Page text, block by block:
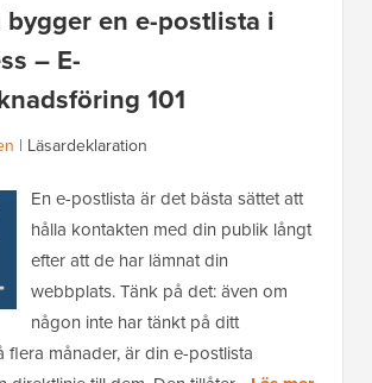
bygger en e-postlista i
– E-
101
| Läsardeklaration
En e-postlista är det bästa sättet att
hålla kontakten med din publik långt
efter att de har lämnat din
webbplats. Tänk på det: även om
någon inte har tänkt på ditt
flera månader, är din e-postlista